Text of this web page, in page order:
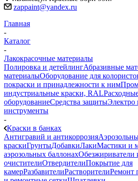
zappaint@yandex.ru
Главная
-
Каталог
-
Лакокрасочные материалы
Полировка и детейлингАбразивные
материалыОборудование для
покраски и принадлежности к ним
индустриальные краски, RAL
оборудованиеСредства защитыЭлектро
инструменты
-
Краски в банках
Антигравий и антикоррозия
краскиГрунтыДобавкиЛакиМастики и
аэрозольных баллонахОбезжириватели
очистителиОтвердителиПокрытие для
камерРазбавителиРастворителиРемонт